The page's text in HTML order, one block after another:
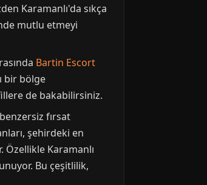
Karamanlı'da sıkça
mutlu etmeyi
Bartin Escort
bir bölge
de bakabilirsiniz.
fırsat
şehirdeki en
Karamanlı
Bu çeşitlilik,